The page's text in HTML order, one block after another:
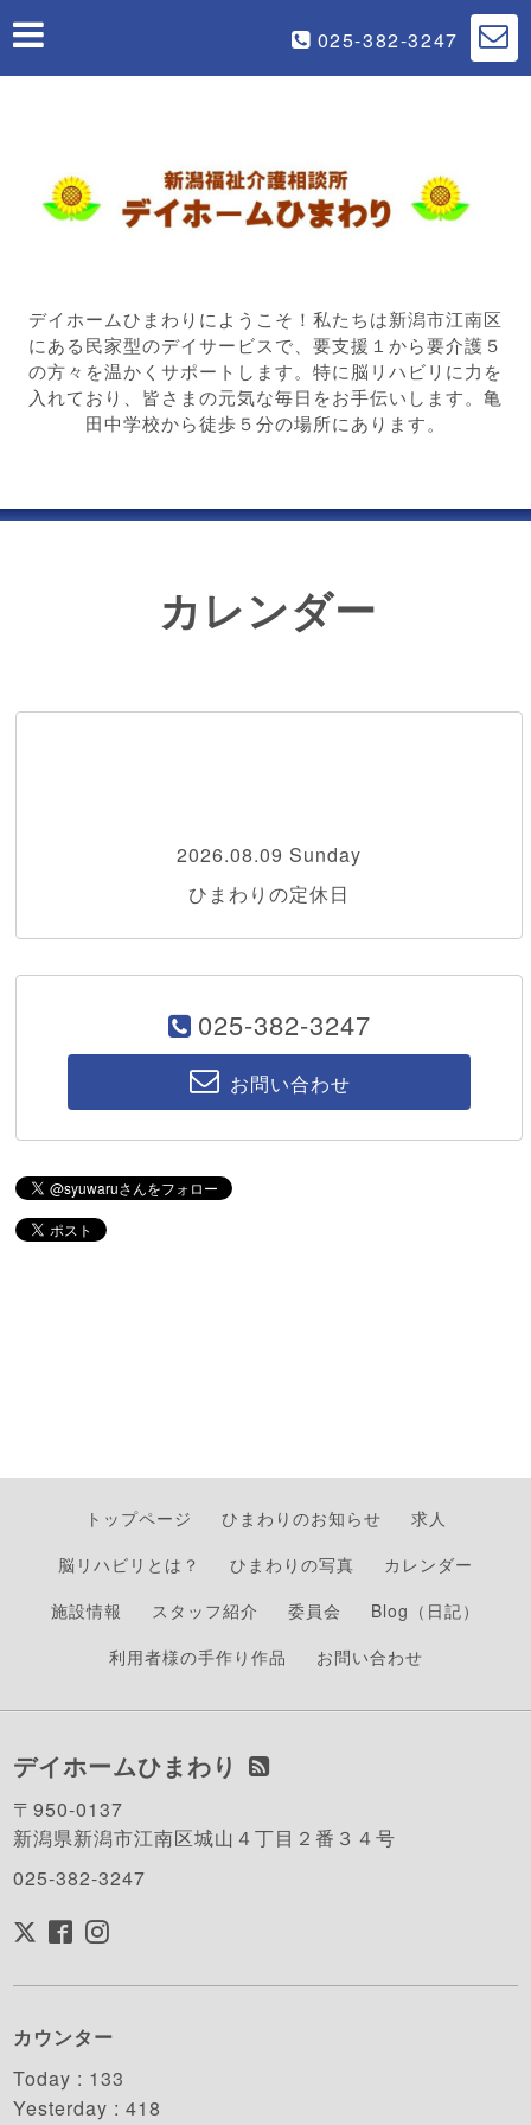
025-382-3247
デイホームひまわりにようこそ！私たちは新潟市江南区
にある民家型のデイサービスで、要支援１から要介護５
の方々を温かくサポートします。特に脳リハビリに力を
入れており、皆さまの元気な毎日をお手伝いします。亀
田中学校から徒歩５分の場所にあります。
カレンダー
2026.08.09 Sunday
ひまわりの定休日
025-382-3247
お問い合わせ
トップページ ひまわりのお知らせ
求人
脳リハビリとは？
ひまわりの写真
カレンダー
施設情報
スタッフ紹介 委員会
Blog（日記）
利用者様の手作り作品
お問い合わせ
デイホームひまわり
〒950-0137
新潟県新潟市江南区城山４丁目２番３４号
025-382-3247
カウンター
Today : 133
Yesterday :418